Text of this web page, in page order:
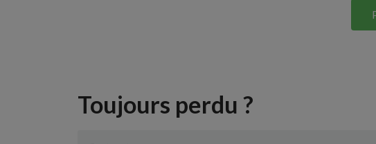
Toujours perdu ?